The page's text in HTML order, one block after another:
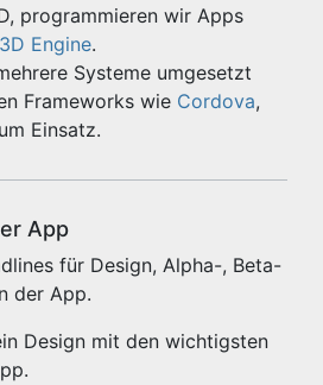
programmieren wir Apps
Engine.
Systeme umgesetzt
Frameworks wie Cordova,
Einsatz.
App
für Design, Alpha-, Beta-
der App.
Design mit den wichtigsten